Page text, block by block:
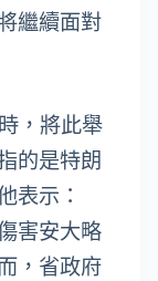
繼續面對
，將此舉
的是特朗
表示：
害安大略
，省政府